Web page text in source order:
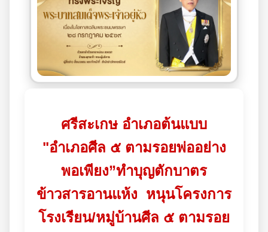
ศรีสะเกษ อำเภอต้นแบบ
"อำเภอศีล ๕ ตามรอยพ่ออย่าง
พอเพียง”ทำบุญตักบาตร
ข้าวสารอานแห้ง หนุนโครงการ
โรงเรียน/หมู่บ้านศีล ๕ ตามรอย